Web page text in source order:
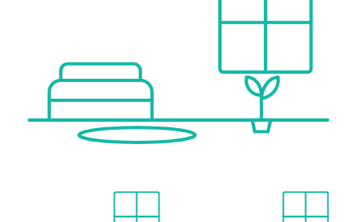
Die Villa wurde mit Fokus auf Qualität, Komfort und Langlebigkeit errichtet.
Bauweise & Technik
- massive Stahlbetonbauweise
- Ytong-Thermoblockbauweise
- professionelle Fassaden- und Abdichtungssysteme